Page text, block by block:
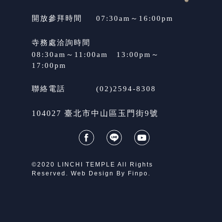
開放參拜時間 07:30am～16:00pm
寺務處洽詢時間
08:30am～11:00am　13:00pm～
17:00pm
聯絡電話 (02)2594-8308
104027 臺北市中山區玉門街9號
©2020 LINCHI TEMPLE All Rights
Reserved. Web Design By Finpo.